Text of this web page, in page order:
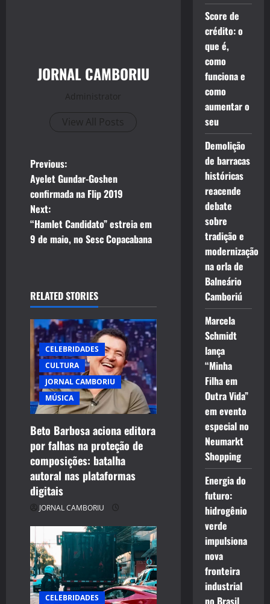
JORNAL CAMBORIU
Administrator
View All Posts
P
o
s
t
a
v
i
g
a
t
i
o
n
Previous:
Ayelet Gundar-Goshen
confirmada na Flip 2019
Next:
“Hamlet Candidato” estreia em
9 de maio, no Sesc Copacabana
RELATED STORIES
CELEBRIDADES
CULTURA
JORNAL CAMBORIU
MÚSICA
Beto Barbosa aciona editora
por falhas na proteção de
composições: batalha
autoral nas plataformas
digitais
JORNAL CAMBORIU
CELEBRIDADES
Score de
crédito: o
que é,
como
funciona e
como
aumentar o
seu
Demolição
de barracas
históricas
reacende
debate
sobre
tradição e
modernização
na orla de
Balneário
Camboriú
Marcela
Schmidt
lança
“Minha
Filha em
Outra Vida”
em evento
especial no
Neumarkt
Shopping
Energia do
futuro:
hidrogênio
verde
impulsiona
nova
fronteira
industrial